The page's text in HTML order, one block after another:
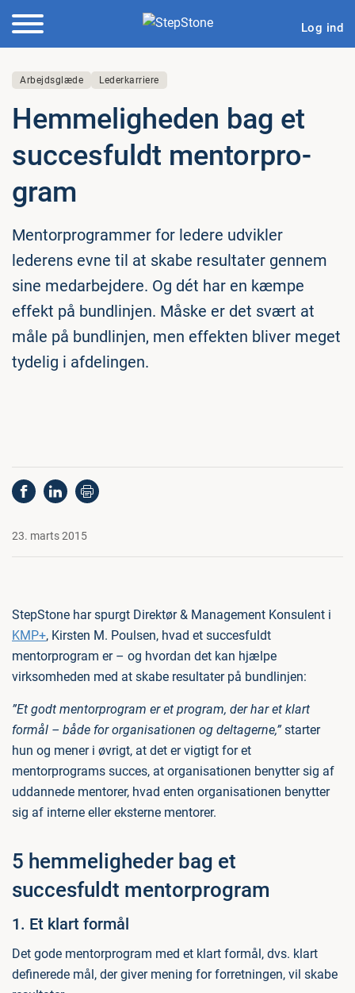
Log ind
Arbejdsglæde Lederkarriere
Hem­me­lig­he­den bag et
suc­ces­fuldt men­tor­pro­
gram
Mentorprogrammer for ledere udvikler
lederens evne til at skabe resultater gennem
sine medarbejdere. Og dét har en kæmpe
effekt på bundlinjen. Måske er det svært at
måle på bundlinjen, men effekten bliver meget
tydelig i afdelingen.
23. marts 2015
StepStone har spurgt Direktør & Management Konsulent i
KMP+, Kirsten M. Poulsen, hvad et succesfuldt
mentorprogram er – og hvordan det kan hjælpe
virksomheden med at skabe resultater på bundlinjen:
”Et godt mentorprogram er et program, der har et klart
formål – både for organisationen og deltagerne,”starter
hun og mener i øvrigt, at det er vigtigt for et
mentorprograms succes, at organisationen benytter sig af
uddannede mentorer, hvad enten organisationen benytter
sig af interne eller eksterne mentorer.
5 hemmeligheder bag et
succesfuldt mentorprogram
1. Et klart formål
Det gode mentorprogram med et klart formål, dvs. klart
definerede mål, der giver mening for forretningen, vil skabe